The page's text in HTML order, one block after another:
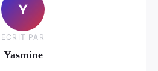
Y
ECRIT PAR
Yasmine